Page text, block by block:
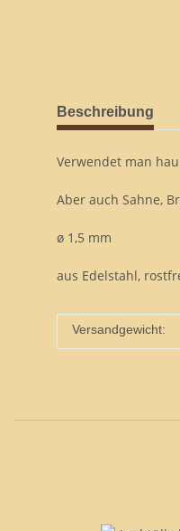
Beschreibung
Verwendet man
Aber auch Sahne,
ø 1,5 mm
aus Edelstahl,
Versandgewicht: